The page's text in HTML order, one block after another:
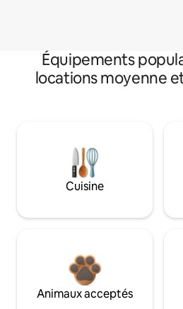
Équipements
locations moyenne
Cuisine
Animaux acceptés